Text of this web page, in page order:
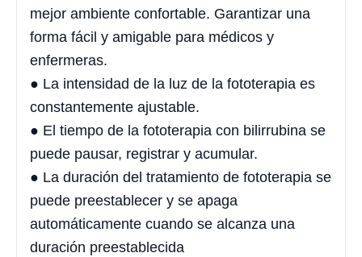
mejor ambiente confortable. Garantizar una
forma fácil y amigable para médicos y
enfermeras.
● La intensidad de la luz de la fototerapia es
constantemente ajustable.
● El tiempo de la fototerapia con bilirrubina se
puede pausar, registrar y acumular.
● La duración del tratamiento de fototerapia se
puede preestablecer y se apaga
automáticamente cuando se alcanza una
duración preestablecida